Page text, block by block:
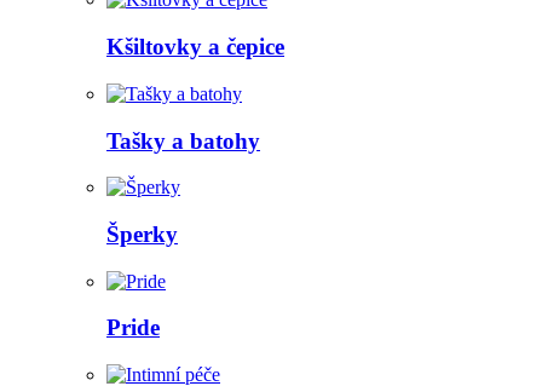
Kšiltovky a čepice
Tašky a batohy
Šperky
Pride